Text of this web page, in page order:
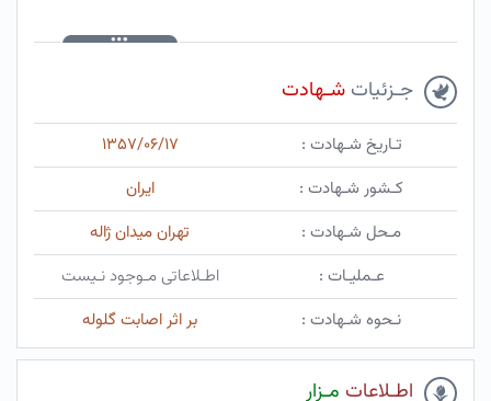
جـزئیات شـهادت
تـاریخ شـهادت :
۱۳۵۷/۰۶/۱۷
کـشور شـهادت :
ایران
مـحل شـهادت :
تهران میدان ژاله
عـملیـات :
اطـلاعاتی مـوجود نـیست
نـحوه شـهادت :
بر اثر اصابت گلوله
اطـلاعات مـزار